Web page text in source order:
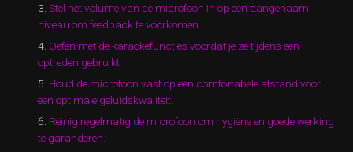
Stel het volume van de microfoon in op een aangenaam
niveau om feedback te voorkomen.
Oefen met de karaokefuncties voordat je ze tijdens een
optreden gebruikt.
Houd de microfoon vast op een comfortabele afstand voor
een optimale geluidskwaliteit.
Reinig regelmatig de microfoon om hygiëne en goede werking
te garanderen.